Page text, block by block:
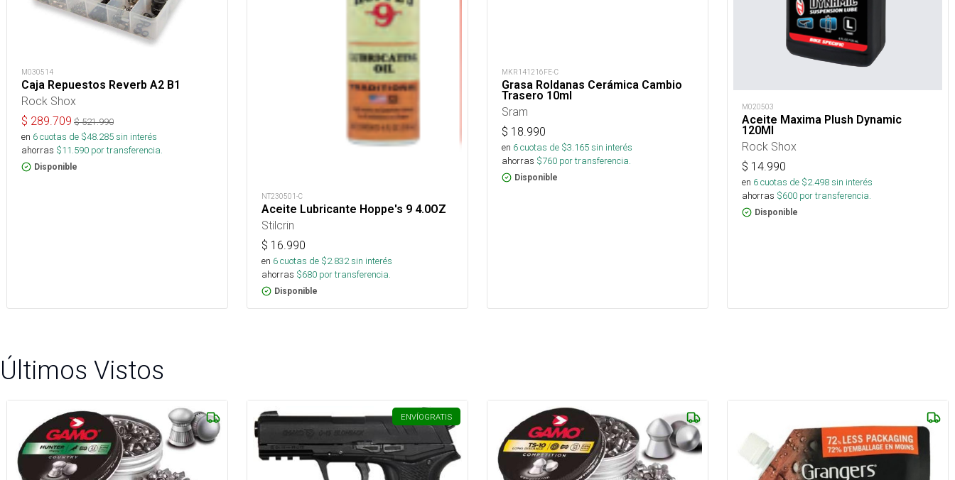
M030514
Caja Repuestos Reverb A2 B1
Rock Shox
$ 289.709 $521.990
en 6cuotas de $48.285sin interés
ahorras $11.590 por transferencia.
Disponible
NT230501-C
Aceite Lubricante Hoppe's 9 4.0OZ
Stilcrin
$ 16.990
en 6cuotas de $2.832sin interés
ahorras $680 por transferencia.
Disponible
MKR141216FE-C
Grasa Roldanas Cerámica Cambio
Trasero 10ml
Sram
$ 18.990
en 6cuotas de $3.165sin interés
ahorras $760 por transferencia.
Disponible
M020503
Aceite Maxima Plush Dynamic
120Ml
Rock Shox
$ 14.990
en 6cuotas de $2.498sin interés
ahorras $600 por transferencia.
Disponible
Últimos Vistos
ENVÍOGRATIS